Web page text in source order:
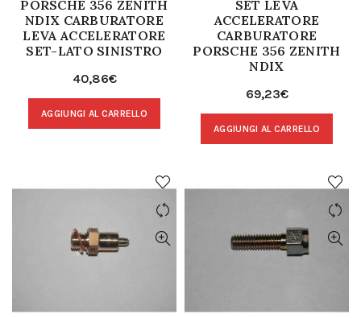
PORSCHE 356 ZENITH
NDIX CARBURATORE
LEVA ACCELERATORE
SET-LATO SINISTRO
40,86€
AGGIUNGI AL CARRELLO
SET LEVA
ACCELERATORE
CARBURATORE
PORSCHE 356 ZENITH
NDIX
69,23€
AGGIUNGI AL CARRELLO